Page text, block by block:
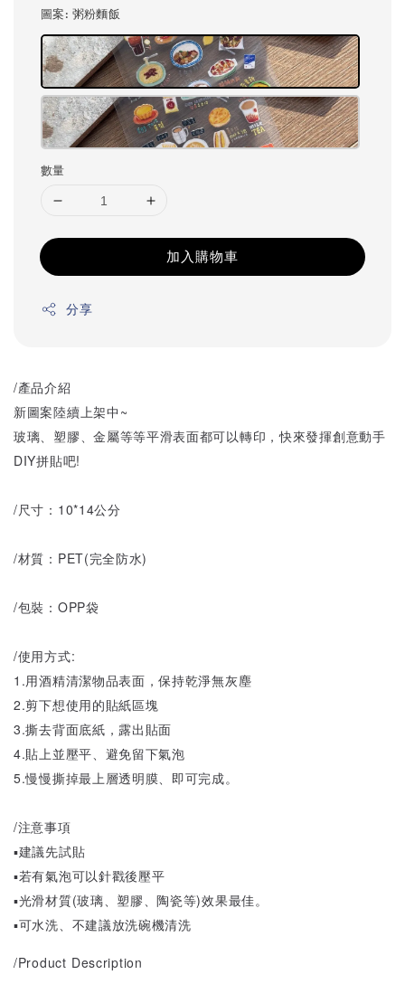
圖案: 粥粉麵飯
數量
加入購物車
分享
/產品介紹
新圖案陸續上架中~
玻璃、塑膠、金屬等等平滑表面都可以轉印，快來發揮創意動手
DIY拼貼吧!
/尺寸：10*14公分
/材質：PET(完全防水)
/包裝：OPP袋
/使用方式:
1.用酒精清潔物品表面，保持乾淨無灰塵
2.剪下想使用的貼紙區塊
3.撕去背面底紙，露出貼面
4.貼上並壓平、避免留下氣泡
5.慢慢撕掉最上層透明膜、即可完成。
/注意事項
▪️建議先試貼
▪️若有氣泡可以針戳後壓平
▪️光滑材質(玻璃、塑膠、陶瓷等)效果最佳。
▪️可水洗、不建議放洗碗機清洗
/Product Description